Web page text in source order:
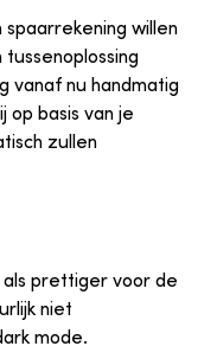
willen
vanaf nu handmatig
op basis van je
zullen
prettiger voor de
niet
mode.